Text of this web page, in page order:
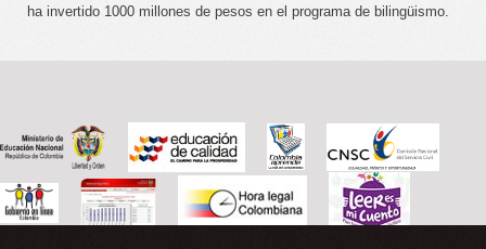
ha invertido 1000 millones de pesos en el programa de bilingüismo.